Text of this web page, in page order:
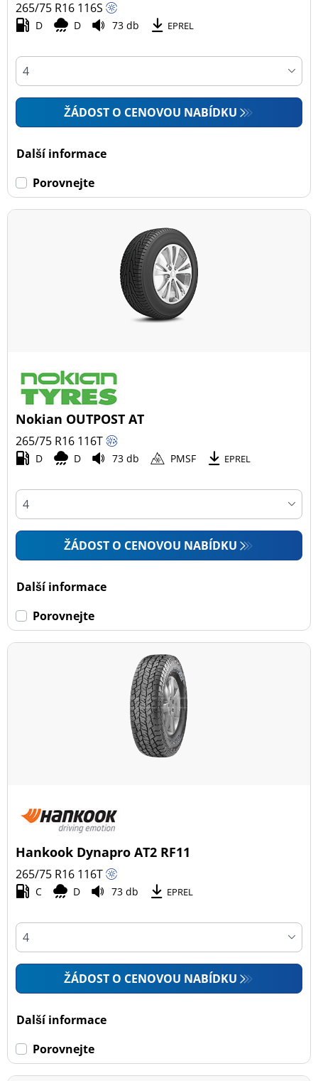
265/75 R16 116S
D D 73 db EPREL
ŽÁDOST O CENOVOU NABÍDKU
Další informace
Porovnejte
Nokian OUTPOST AT
265/75 R16 116T
D D 73 db PMSF EPREL
ŽÁDOST O CENOVOU NABÍDKU
Další informace
Porovnejte
Hankook Dynapro AT2 RF11
265/75 R16 116T
C D 73 db EPREL
ŽÁDOST O CENOVOU NABÍDKU
Další informace
Porovnejte